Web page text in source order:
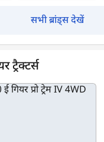
सभी ब्रांड्स देखें
ट्रैक्टर्स